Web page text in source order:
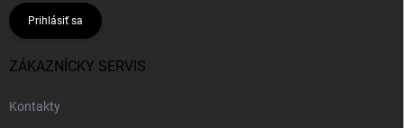
Prihlásiť sa
ZÁKAZNÍCKY SERVIS
Kontakty